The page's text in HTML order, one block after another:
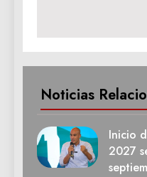
Noticias
Inicio
2027